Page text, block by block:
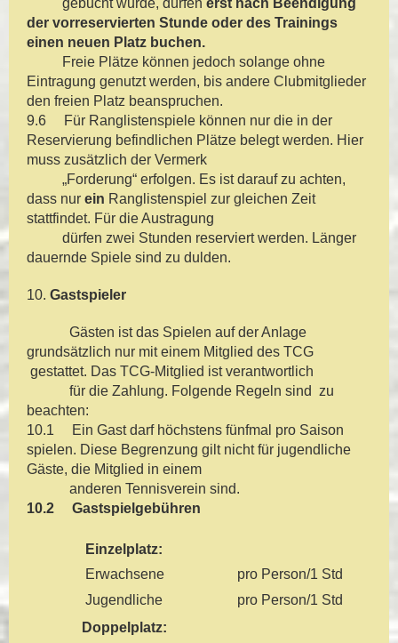
gebucht wurde, dürfen erst nach Beendigung
der vorreservierten Stunde oder des Trainings
einen neuen Platz buchen.
Freie Plätze können jedoch solange ohne
Eintragung genutzt werden, bis andere Clubmitglieder
den freien Platz beanspruchen.
9.6 Für Ranglistenspiele können nur die in der
Reservierung befindlichen Plätze belegt werden. Hier
muss zusätzlich der Vermerk
„Forderung“ erfolgen. Es ist darauf zu achten,
dass nur ein Ranglistenspiel zur gleichen Zeit
stattfindet. Für die Austragung
dürfen zwei Stunden reserviert werden. Länger
dauernde Spiele sind zu dulden.
10. Gastspieler
Gästen ist das Spielen auf der Anlage
grundsätzlich nur mit einem Mitglied des TCG
gestattet. Das TCG-Mitglied ist verantwortlich
für die Zahlung. Folgende Regeln sind zu
beachten:
10.1 Ein Gast darf höchstens fünfmal pro Saison
spielen. Diese Begrenzung gilt nicht für jugendliche
Gäste, die Mitglied in einem
anderen Tennisverein sind.
10.2 Gastspielgebühren
Einzelplatz:
Erwachsene
pro Person/1 Std
Jugendliche
pro Person/1 Std
Doppelplatz: